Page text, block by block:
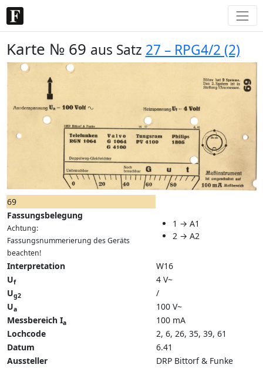
Karte № 69 aus Satz 27 – RPG4/2 (2)
69
Fassungsbelegung
Achtung:
Fassungsnummerierung des Geräts
beachten!
1 → A1
2 → A2
Interpretation
W16
Uf
4 V~
Ug2
/
Ua
100 V~
Messbereich Ia
100 mA
Lochcode
2, 6, 26, 35, 39, 61
Datum
6.41
Aussteller
DRP Bittorf & Funke